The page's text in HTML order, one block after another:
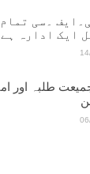
۔سی
ایک ادارہ ہے
طلبہ اور